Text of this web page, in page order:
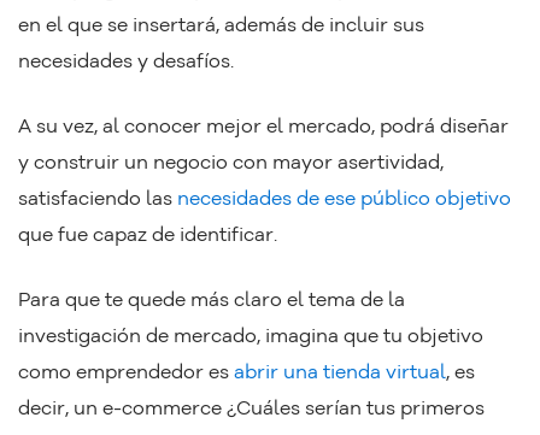
en el que se insertará, además de incluir sus
necesidades y desafíos.
A su vez, al conocer mejor el mercado, podrá diseñar
y construir un negocio con mayor asertividad,
satisfaciendo las necesidades de ese público objetivo
que fue capaz de identificar.
Para que te quede más claro el tema de la
investigación de mercado, imagina que tu objetivo
como emprendedor es abrir una tienda virtual, es
decir, un e-commerce ¿Cuáles serían tus primeros